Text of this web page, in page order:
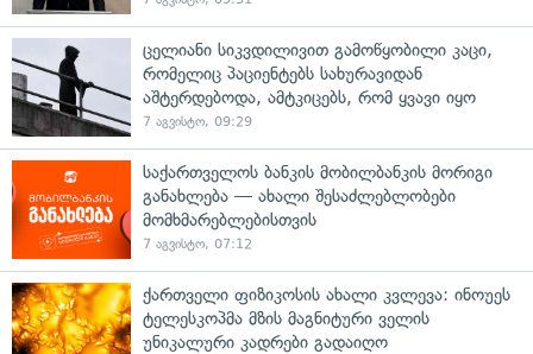
ცელიანი სიკვდილივით გამოწყობილი კაცი,
რომელიც პაციენტებს სახურავიდან
აშტერდებოდა, ამტკიცებს, რომ ყვავი იყო
7 აგვისტო, 09:29
საქართველოს ბანკის მობილბანკის მორიგი
განახლება — ახალი შესაძლებლობები
მომხმარებლებისთვის
7 აგვისტო, 07:12
ქართველი ფიზიკოსის ახალი კვლევა: ინოუეს
ტელესკოპმა მზის მაგნიტური ველის
უნიკალური კადრები გადაიღო